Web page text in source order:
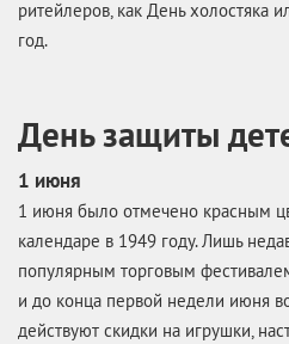
ритейлеров, как День холостяка
год.
День защиты
1 июня
1 июня было отмечено красным
календаре в 1949 году. Лишь
популярным торговым
и до конца первой недели июня
действуют скидки на игрушки,